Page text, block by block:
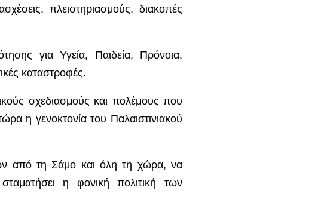
πλειστηριασμούς, διακοπές
για Υγεία, Παιδεία, Πρόνοια,
καταστροφές.
σχεδιασμούς και πολέμους που
η γενοκτονία του Παλαιστινιακού
από τη Σάμο και όλη τη χώρα, να
η φονική πολιτική των